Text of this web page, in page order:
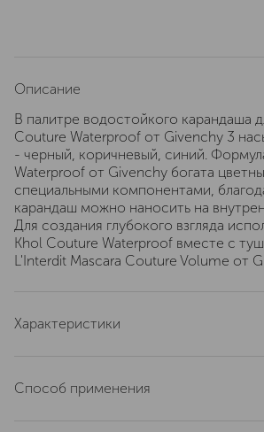
Описание
В палитре водостойкого карандаша
Couture Waterproof от Givenchy 3
- черный, коричневый, синий.
Waterproof от Givenchy богата
специальными компонентами,
карандаш можно наносить на
Для создания глубокого взгляда
Khol Couture Waterproof вместе с
L'Interdit Mascara Couture Volume от
Характеристики
тип продукта
Способ применения